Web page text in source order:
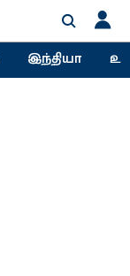
இந்தியா